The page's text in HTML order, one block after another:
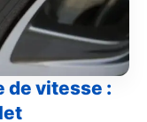
de vitesse :